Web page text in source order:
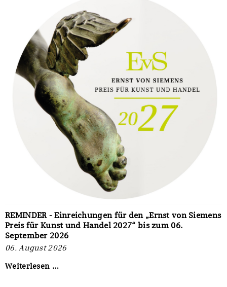
REMINDER - Einreichungen für den „Ernst von Siemens
Preis für Kunst und Handel 2027“ bis zum 06.
September 2026
06. August 2026
Weiterlesen …REMINDER